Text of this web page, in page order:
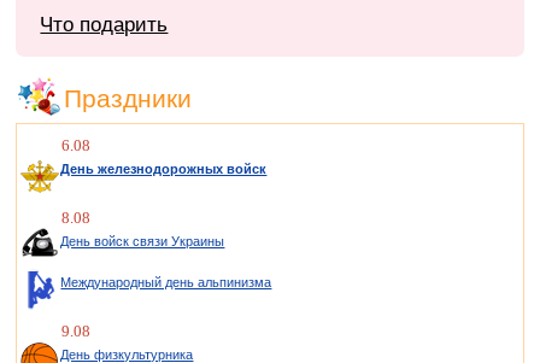
Что подарить
Праздники
6.08
День железнодорожных войск
8.08
День войск связи Украины
Международный день альпинизма
9.08
День физкультурника